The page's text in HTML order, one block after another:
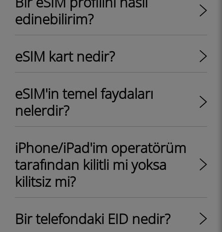
edinebilirim?
eSIM kart nedir?
eSIM'in temel faydaları
nelerdir?
iPhone/iPad'im operatörüm
tarafından kilitli mi yoksa
kilitsiz mi?
Bir telefondaki EID nedir?